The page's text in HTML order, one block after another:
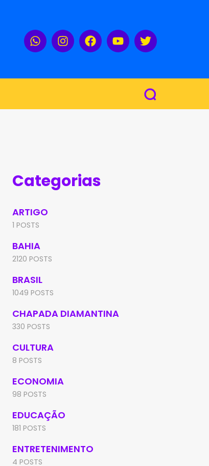
Categorias
ARTIGO
1 POSTS
BAHIA
2120 POSTS
BRASIL
1049 POSTS
CHAPADA DIAMANTINA
330 POSTS
CULTURA
8 POSTS
ECONOMIA
98 POSTS
EDUCAÇÃO
181 POSTS
ENTRETENIMENTO
4 POSTS